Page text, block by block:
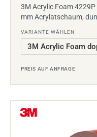
3M Acrylic Foam
mm Acrylatschaum,
VARIANTE WÄHLEN
PREIS AUF ANFRAGE